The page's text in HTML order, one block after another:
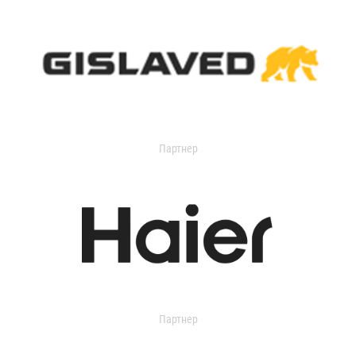
Партнер
Партнер